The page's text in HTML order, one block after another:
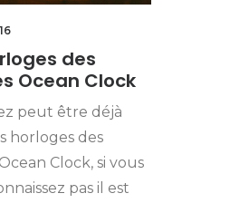
des
Ocean Clock
peut être déjà
horloges des
Clock, si vous
pas il est